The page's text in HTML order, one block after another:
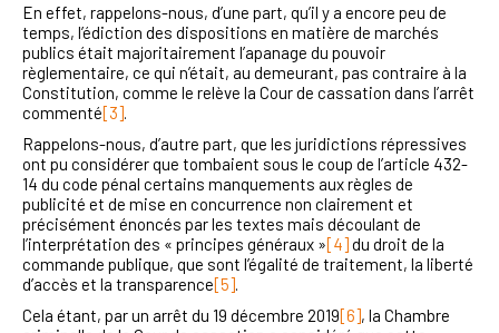
En effet, rappelons-nous, d’une part, qu’il y a encore peu de
temps, l’édiction des dispositions en matière de marchés
publics était majoritairement l’apanage du pouvoir
règlementaire, ce qui n’était, au demeurant, pas contraire à la
Constitution, comme le relève la Cour de cassation dans l’arrêt
commenté[3].
Rappelons-nous, d’autre part, que les juridictions répressives
ont pu considérer que tombaient sous le coup de l’article 432-
14 du code pénal certains manquements aux règles de
publicité et de mise en concurrence non clairement et
précisément énoncés par les textes mais découlant de
l’interprétation des « principes généraux »[4]du droit de la
commande publique, que sont l’égalité de traitement, la liberté
d’accès et la transparence[5].
Cela étant, par un arrêt du 19 décembre 2019[6], la Chambre